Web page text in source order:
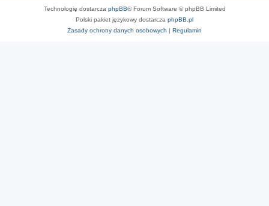
Technologię dostarcza phpBB® Forum Software © phpBB Limited
Polski pakiet językowy dostarcza phpBB.pl
Zasady ochrony danych osobowych | Regulamin